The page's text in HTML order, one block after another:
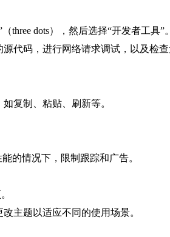
three dots），然后选择“开发者工具”。
代码，进行网络请求调试，以及检查
复制、粘贴、刷新等。
的情况下，限制跟踪和广告。
主题以适应不同的使用场景。